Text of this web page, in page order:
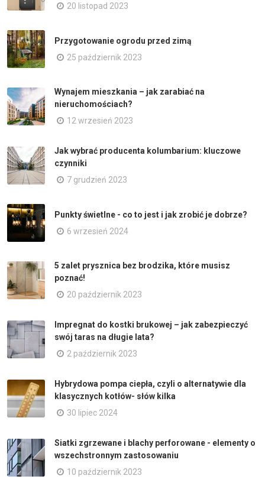
20 listopad 2023
Przygotowanie ogrodu przed zimą
25 październik 2023
Wynajem mieszkania – jak zarabiać na
nieruchomościach?
12 wrzesień 2023
Jak wybrać producenta kolumbarium: kluczowe
czynniki
7 grudzień 2023
Punkty świetlne - co to jest i jak zrobić je dobrze?
6 wrzesień 2024
5 zalet prysznica bez brodzika, które musisz
poznać!
20 październik 2023
Impregnat do kostki brukowej – jak zabezpieczyć
swój taras na długie lata?
2 październik 2023
Hybrydowa pompa ciepła, czyli o alternatywie dla
klasycznych kotłów- słów kilka
30 lipiec 2024
Siatki zgrzewane i blachy perforowane - elementy o
wszechstronnym zastosowaniu
10 październik 2023